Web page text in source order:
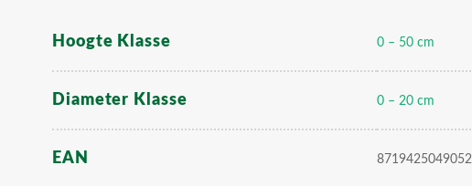
Hoogte Klasse 0 – 50 cm
Diameter Klasse 0 – 20 cm
EAN 8719425049052